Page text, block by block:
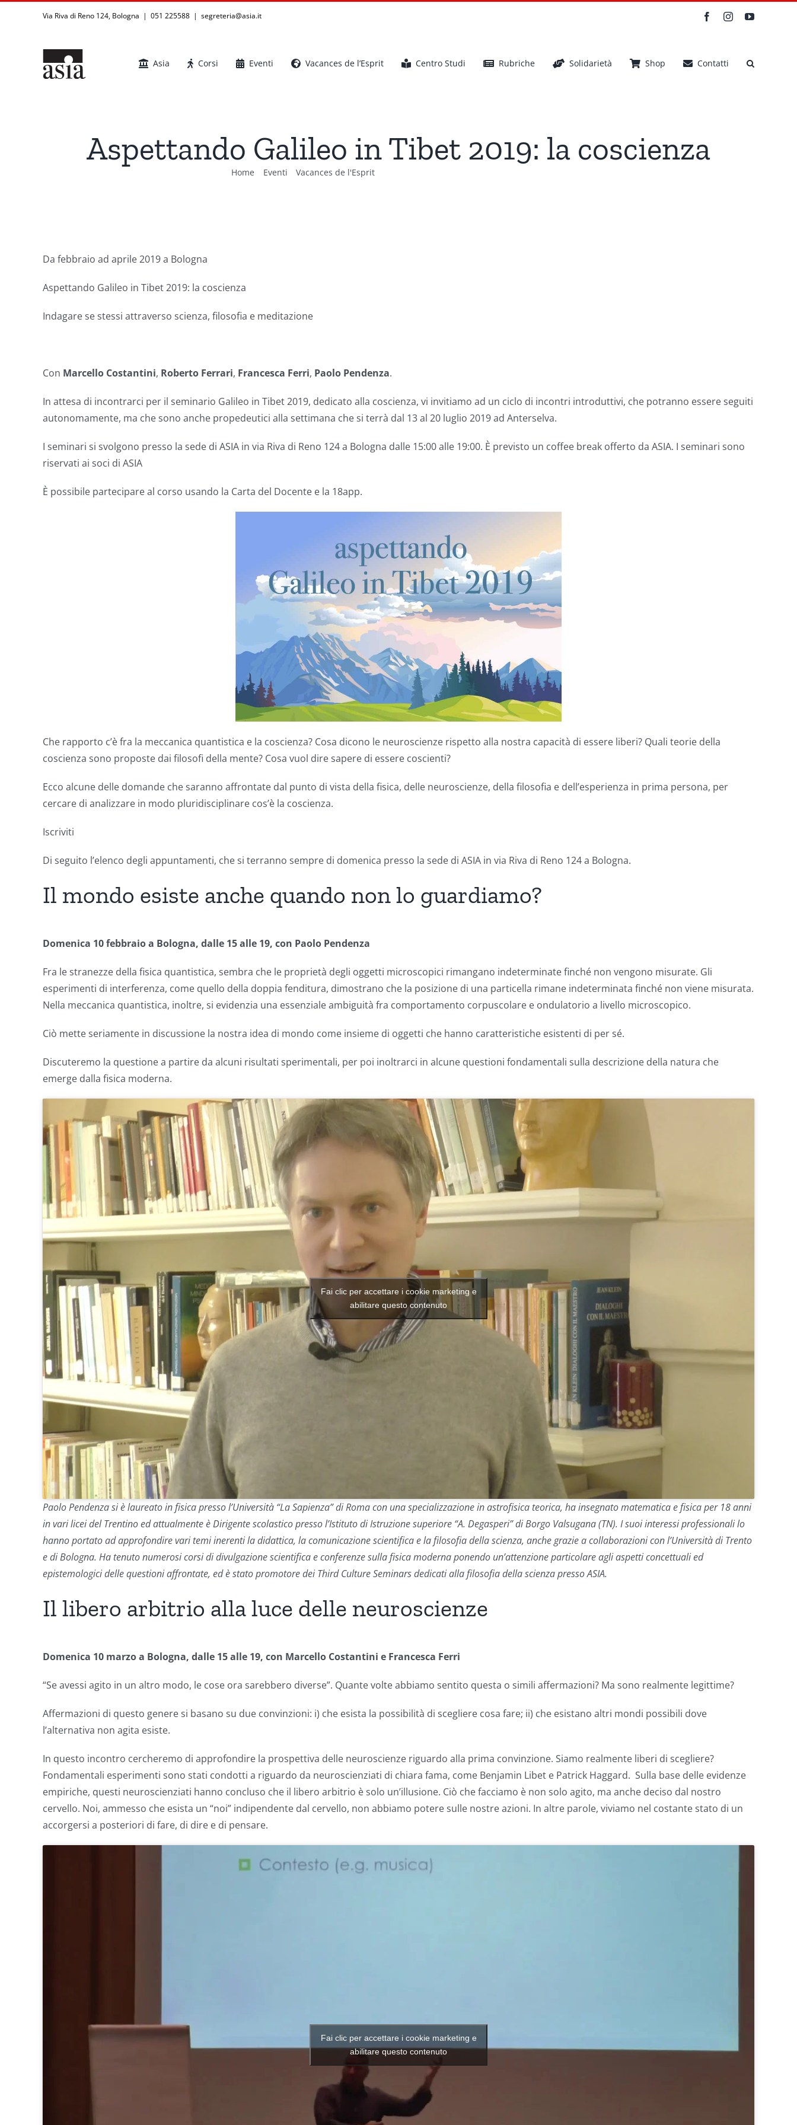
Via Riva di Reno 124, Bologna | 051 225588 | segreteria@asia.it FacebookInstagramYouTube
Asia Corsi Eventi Vacances de l’Esprit Centro Studi Rubriche Solidarietà Shop Contatti
Aspettando Galileo in Tibet 2019: la coscienza
Home Eventi Vacances de l'Esprit
Da febbraio ad aprile 2019 a Bologna
Aspettando Galileo in Tibet 2019: la coscienza
Indagare se stessi attraverso scienza, filosofia e meditazione
Con Marcello Costantini, Roberto Ferrari, Francesca Ferri, Paolo Pendenza.
In attesa di incontrarci per il seminario Galileo in Tibet 2019, dedicato alla coscienza, vi invitiamo ad un ciclo di incontri introduttivi, che potranno essere seguiti
autonomamente, ma che sono anche propedeutici alla settimana che si terrà dal 13 al 20 luglio 2019 ad Anterselva.
I seminari si svolgono presso la sede di ASIA in via Riva di Reno 124 a Bologna dalle 15:00 alle 19:00. È previsto un coffee break offerto da ASIA. I seminari sono
riservati ai soci di ASIA
È possibile partecipare al corso usando la Carta del Docente e la 18app.
Che rapporto c’è fra la meccanica quantistica e la coscienza? Cosa dicono le neuroscienze rispetto alla nostra capacità di essere liberi? Quali teorie della
coscienza sono proposte dai filosofi della mente? Cosa vuol dire sapere di essere coscienti?
Ecco alcune delle domande che saranno affrontate dal punto di vista della fisica, delle neuroscienze, della filosofia e dell’esperienza in prima persona, per
cercare di analizzare in modo pluridisciplinare cos’è la coscienza.
Iscriviti
Di seguito l’elenco degli appuntamenti, che si terranno sempre di domenica presso la sede di ASIA in via Riva di Reno 124 a Bologna.
Il mondo esiste anche quando non lo guardiamo?
Domenica 10 febbraio a Bologna, dalle 15 alle 19, con Paolo Pendenza
Fra le stranezze della fisica quantistica, sembra che le proprietà degli oggetti microscopici rimangano indeterminate finché non vengono misurate. Gli
esperimenti di interferenza, come quello della doppia fenditura, dimostrano che la posizione di una particella rimane indeterminata finché non viene misurata.
Nella meccanica quantistica, inoltre, si evidenzia una essenziale ambiguità fra comportamento corpuscolare e ondulatorio a livello microscopico.
Ciò mette seriamente in discussione la nostra idea di mondo come insieme di oggetti che hanno caratteristiche esistenti di per sé.
Discuteremo la questione a partire da alcuni risultati sperimentali, per poi inoltrarci in alcune questioni fondamentali sulla descrizione della natura che
emerge dalla fisica moderna.
Fai clic per accettare i cookie marketing e
abilitare questo contenuto
Paolo Pendenza si è laureato in fisica presso l’Università “La Sapienza” di Roma con una specializzazione in astrofisica teorica, ha insegnato matematica e fisica per 18 anni
in vari licei del Trentino ed attualmente è Dirigente scolastico presso l’Istituto di Istruzione superiore “A. Degasperi” di Borgo Valsugana (TN). I suoi interessi professionali lo
hanno portato ad approfondire vari temi inerenti la didattica, la comunicazione scientifica e la filosofia della scienza, anche grazie a collaborazioni con l’Università di Trento
e di Bologna. Ha tenuto numerosi corsi di divulgazione scientifica e conferenze sulla fisica moderna ponendo un’attenzione particolare agli aspetti concettuali ed
epistemologici delle questioni affrontate, ed è stato promotore dei Third Culture Seminars dedicati alla filosofia della scienza presso ASIA.
Il libero arbitrio alla luce delle neuroscienze
Domenica 10 marzo a Bologna, dalle 15 alle 19, con Marcello Costantini e Francesca Ferri
“Se avessi agito in un altro modo, le cose ora sarebbero diverse”. Quante volte abbiamo sentito questa o simili affermazioni? Ma sono realmente legittime?
Affermazioni di questo genere si basano su due convinzioni: i) che esista la possibilità di scegliere cosa fare; ii) che esistano altri mondi possibili dove
l’alternativa non agita esiste.
In questo incontro cercheremo di approfondire la prospettiva delle neuroscienze riguardo alla prima convinzione. Siamo realmente liberi di scegliere?
Fondamentali esperimenti sono stati condotti a riguardo da neuroscienziati di chiara fama, come Benjamin Libet e Patrick Haggard. Sulla base delle evidenze
empiriche, questi neuroscienziati hanno concluso che il libero arbitrio è solo un’illusione. Ciò che facciamo è non solo agito, ma anche deciso dal nostro
cervello. Noi, ammesso che esista un “noi” indipendente dal cervello, non abbiamo potere sulle nostre azioni. In altre parole, viviamo nel costante stato di un
accorgersi a posteriori di fare, di dire e di pensare.
Fai clic per accettare i cookie marketing e
abilitare questo contenuto